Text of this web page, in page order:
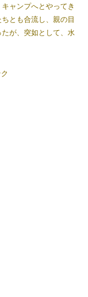
ャンプへとやってき
とも合流し、親の目
が、突如として、水